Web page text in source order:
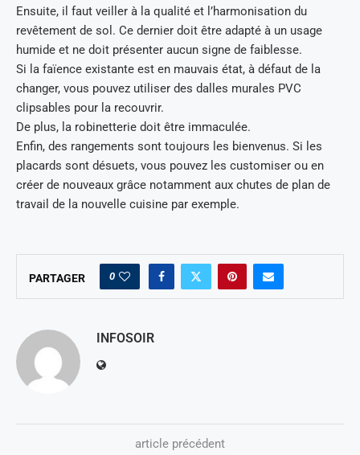
Ensuite, il faut veiller à la qualité et l’harmonisation du
revêtement de sol. Ce dernier doit être adapté à un usage
humide et ne doit présenter aucun signe de faiblesse.
Si la faïence existante est en mauvais état, à défaut de la
changer, vous pouvez utiliser des dalles murales PVC
clipsables pour la recouvrir.
De plus, la robinetterie doit être immaculée.
Enfin, des rangements sont toujours les bienvenus. Si les
placards sont désuets, vous pouvez les customiser ou en
créer de nouveaux grâce notamment aux chutes de plan de
travail de la nouvelle cuisine par exemple.
PARTAGER 0
INFOSOIR
article précédent